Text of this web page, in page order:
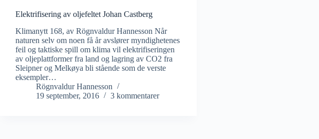
Elektrifisering av oljefeltet Johan Castberg
Klimanytt 168, av Rögnvaldur Hannesson Når
naturen selv om noen få år avslører myndighetenes
feil og taktiske spill om klima vil elektrifiseringen
av oljeplattformer fra land og lagring av CO2 fra
Sleipner og Melkøya bli stående som de verste
eksempler…
Rögnvaldur Hannesson
19 september, 2016
3 kommentarer